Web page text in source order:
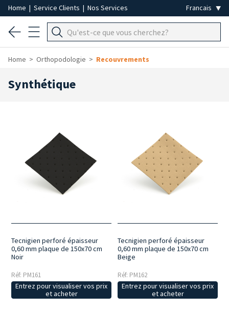
Home | Service Clients | Nos Services
Home Orthopodologie Recouvrements
Synthétique
Tecnigien perforé épaisseur
0,60 mm plaque de 150x70 cm
Noir
Réf: PM161
Entrez pour visualiser vos prix
et acheter
Tecnigien perforé épaisseur
0,60 mm plaque de 150x70 cm
Beige
Réf: PM162
Entrez pour visualiser vos prix
et acheter